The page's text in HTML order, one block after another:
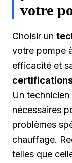
votre
Choisir un
votre pompe
efficacité et
Un
nécessaires
problèmes
chauffage.
telles que